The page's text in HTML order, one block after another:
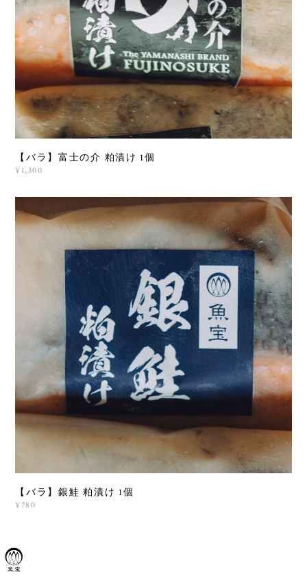
【バラ】富士の介 粕漬け 1個
¥1,300
【バラ】銀鮭 粕漬け 1個
¥780